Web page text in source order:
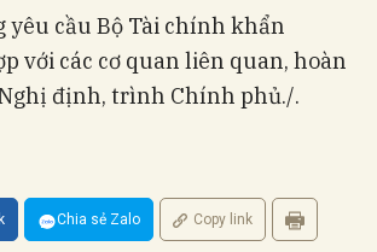
yêu cầu Bộ Tài chính khẩn
với các cơ quan liên quan, hoàn
định, trình Chính phủ./.
Chia sẻ Zalo Copy link